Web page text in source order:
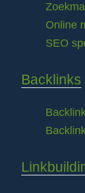
Online
SEO
Backlinks